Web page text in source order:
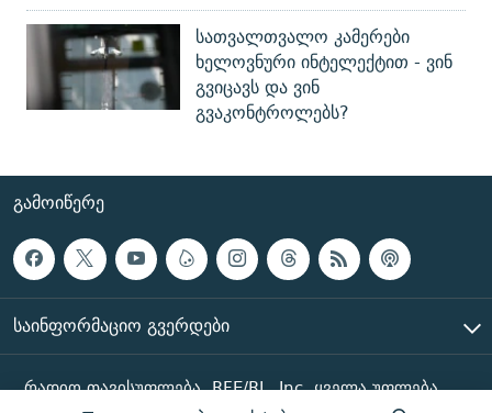
სათვალთვალო კამერები
ხელოვნური ინტელექტით - ვინ
გვიცავს და ვინ
გვაკონტროლებს?
ᲒᲐᲛᲝᲘᲬᲔᲠᲔ
ᲡᲐᲘᲜᲤᲝᲠᲛᲐᲪᲘᲝ ᲒᲕᲔᲠᲓᲔᲑᲘ
რადიო თავისუფლება, RFE/RL, Inc. ყველა უფლება